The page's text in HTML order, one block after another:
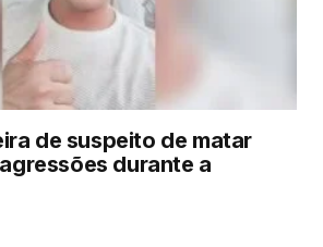
de suspeito de matar
durante a